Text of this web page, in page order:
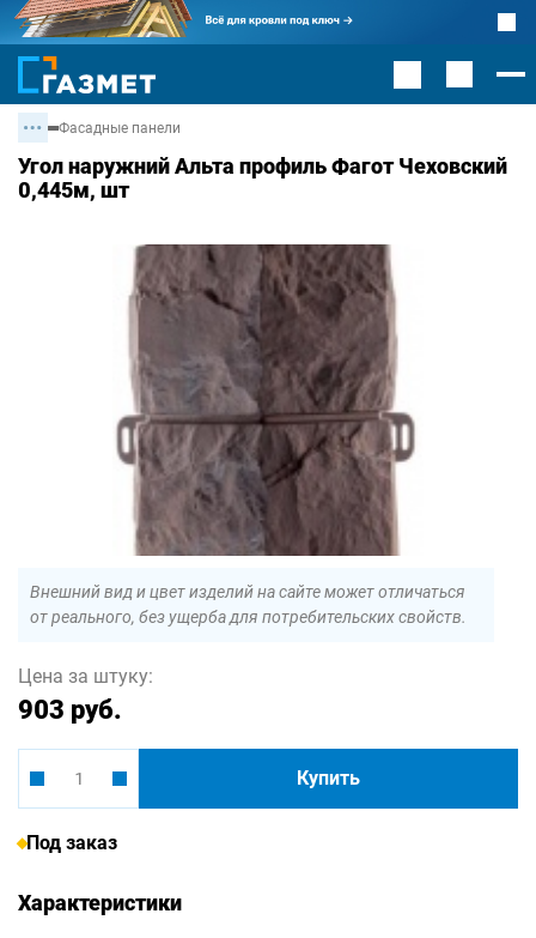
Фасадные панели
Угол наружний Альта профиль Фагот Чеховский
0,445м, шт
Внешний вид и цвет изделий на сайте может отличаться
от реального, без ущерба для потребительских свойств.
Цена за штуку:
903 руб.
Купить
Под заказ
Характеристики